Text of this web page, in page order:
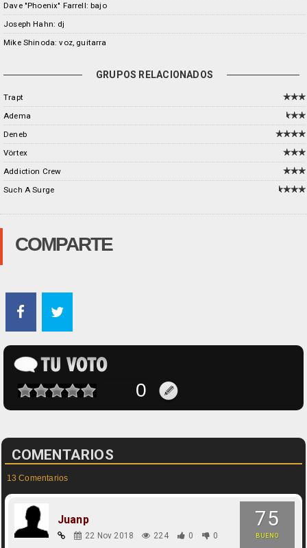
Dave "Phoenix" Farrell: bajo
Joseph Hahn: dj
Mike Shinoda: voz, guitarra
GRUPOS RELACIONADOS
Trapt
Adema
Deneb
Vörtex
Addiction Crew
Such A Surge
COMPARTE
COMENTARIOS
13 Comentarios
75
BUENO
Juanp
22 Nov 2018 224 0 0